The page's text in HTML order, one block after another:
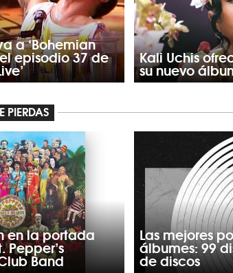
a ‘Bohemian
episodio 37 de Kali Uchis
su nuevo
PIERDAS
en la portada
Pepper’s
Band
Las mejores
álbumes: 99
de discos